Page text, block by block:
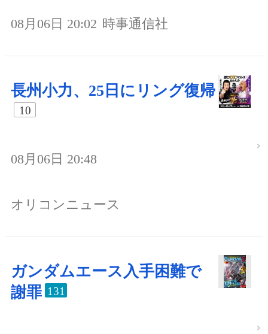
08月06日 20:02 時事通信社
長州小力、25日にリング復帰
10
08月06日 20:48
オリコンニュース
ガンダムエース入手困難で
謝罪 131